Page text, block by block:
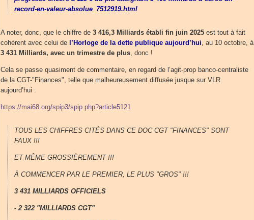
record-en-valeur-absolue_7512919.html
A noter, donc, que le chiffre de 3 416,3 Milliards établi fin juin 2025 est tout à fait
cohérent avec celui de l’Horloge de la dette publique aujourd’hui , au 10 octobre, à
3 431 Milliards, avec un trimestre de plus , donc !
Cela se passe quasiment de commentaire, en regard de l’agit-prop banco-centraliste
de la CGT-"Finances", telle que malheureusement diffusée jusque sur VLR
aujourd’hui :
https://mai68.org/spip3/spip.php?article5121
TOUS LES CHIFFRES CITÉS DANS CE DOC CGT "FINANCES" SONT
FAUX !!!
ET MÊME GROSSIÈREMENT !!!
À COMMENCER PAR LE PREMIER, LE PLUS "GROS" !!!
3 431 MILLIARDS OFFICIELS
- 2 322 "MILLIARDS CGT"